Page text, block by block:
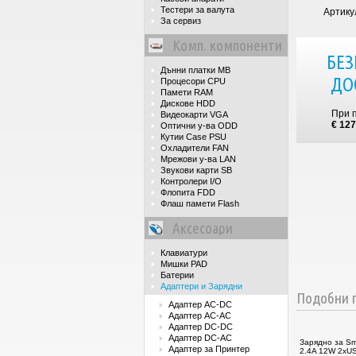
Тестери за валута
За сервиз
Комп. компоненти
Дънни платки MB
Процесори CPU
Памети RAM
Дискове HDD
Видеокарти VGA
Оптични у-ва ODD
Кутии Case PSU
Охладители FAN
Мрежови у-ва LAN
Звукови карти SB
Контролери I/O
Флопита FDD
Флаш памети Flash
Аксесоари
Клавиатури
Мишки PAD
Батерии
Адаптери и Зарядни
Адаптер AC-DC
Адаптер AC-AC
Адаптер DC-DC
Адаптер DC-AC
Адаптер за Принтер
При
€
Подобни
Зарядно за
2.4A 12W